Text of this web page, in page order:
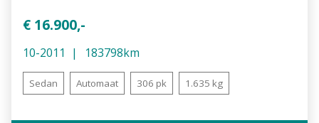
€ 16.900,-
10-2011 183798km
Sedan Automaat 306 pk 1.635 kg